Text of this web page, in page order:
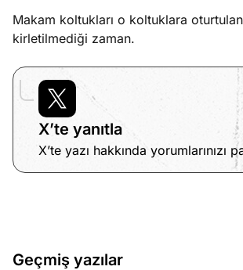
Makam koltukları o koltuklara
kirletilmediği zaman.
X’te yanıtla
X’te yazı hakkında yorumlarınızı
Geçmiş yazılar